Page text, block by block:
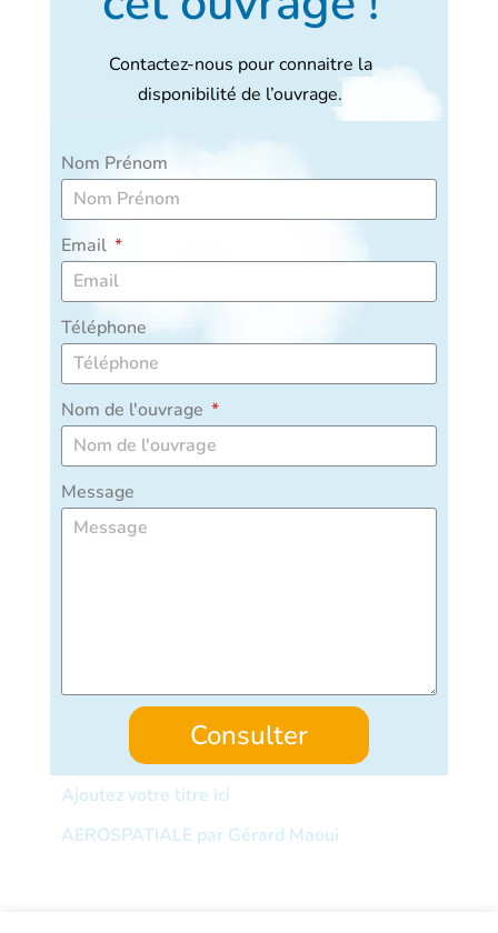
Contactez-nous pour connaitre la
disponibilité de l’ouvrage.
Nom Prénom
Email
Téléphone
Nom de l'ouvrage
Message
Consulter
Ajoutez votre titre ici
AEROSPATIALE par Gérard Maoui